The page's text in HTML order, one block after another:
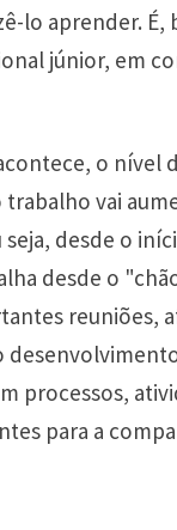
lo aprender. É,
júnior, em
o nível
vai
seja, desde o
desde o
reuniões,
processos,
para a